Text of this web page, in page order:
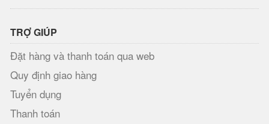
TRỢ GIÚP
Đặt hàng và thanh toán qua web
Quy định giao hàng
Tuyển dụng
Thanh toán